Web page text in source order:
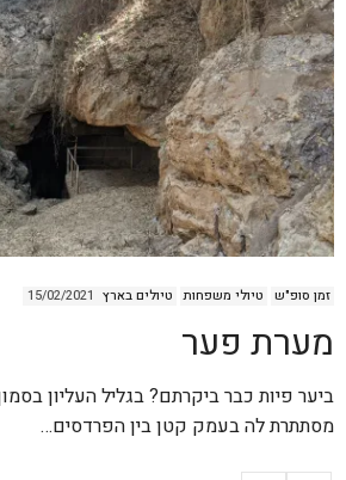
זמן סופ"ש טיולי משפחות טיולים בארץ 15/02/2021
מערת פער
ביער פיות כבר ביקרתם? בגליל העליון
מסתתרת לה בעמק קטן בין הפרדסים…